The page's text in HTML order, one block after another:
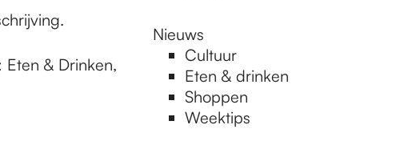
Nieuws
Cultuur
Eten & drinken
Shoppen
Weektips
& Drinken,